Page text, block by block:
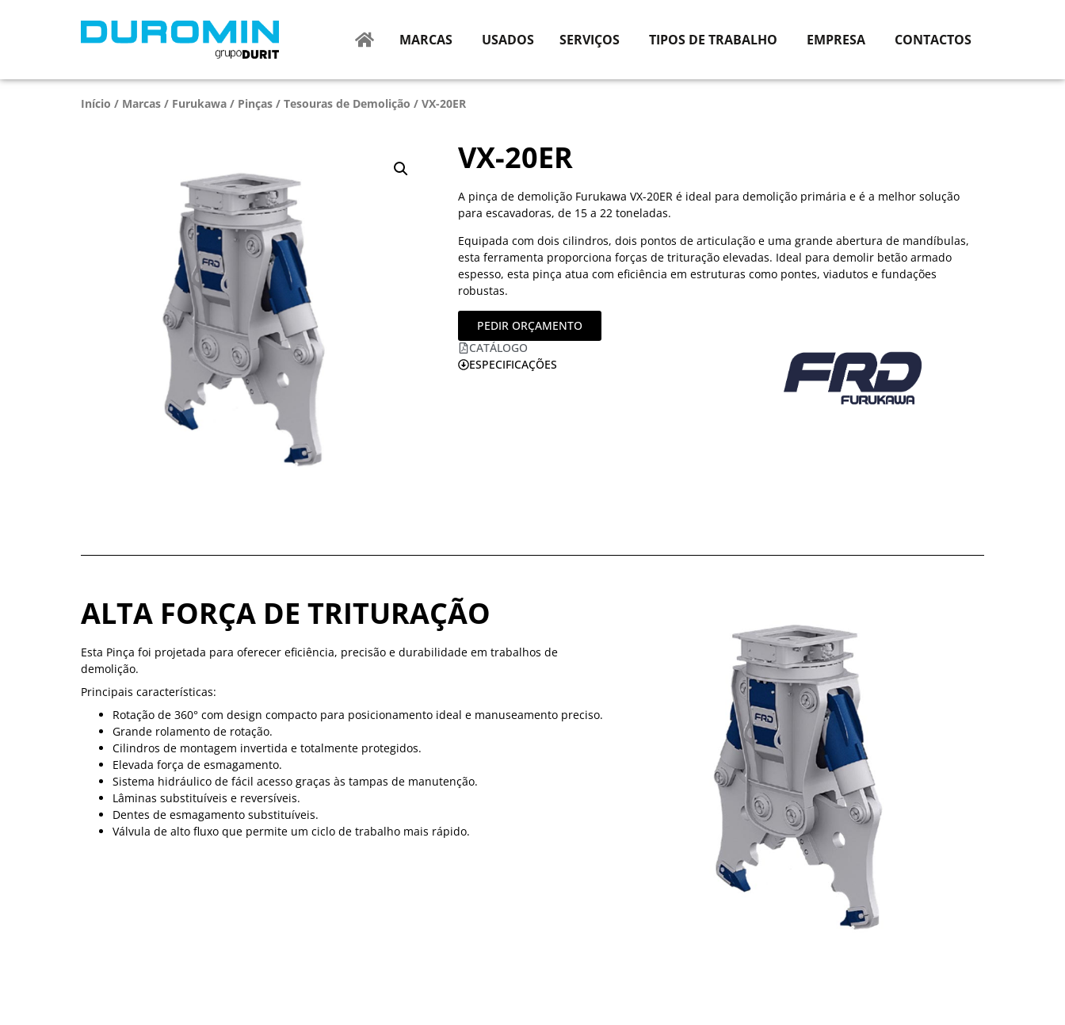
MARCAS USADOS SERVIÇOS TIPOS DE TRABALHO EMPRESA CONTACTOS
Início / Marcas / Furukawa / Pinças / Tesouras de Demolição / VX-20ER
VX-20ER
A pinça de demolição Furukawa VX-20ER é ideal para demolição primária e é a melhor solução
para escavadoras, de 15 a 22 toneladas.
Equipada com dois cilindros, dois pontos de articulação e uma grande abertura de mandíbulas,
esta ferramenta proporciona forças de trituração elevadas. Ideal para demolir betão armado
espesso, esta pinça atua com eficiência em estruturas como pontes, viadutos e fundações
robustas.
PEDIR ORÇAMENTO
CATÁLOGO
ESPECIFICAÇÕES
ALTA FORÇA DE TRITURAÇÃO
Esta Pinça foi projetada para oferecer eficiência, precisão e durabilidade em trabalhos de
demolição.
Principais características:
Rotação de 360° com design compacto para posicionamento ideal e manuseamento preciso.
Grande rolamento de rotação.
Cilindros de montagem invertida e totalmente protegidos.
Elevada força de esmagamento.
Sistema hidráulico de fácil acesso graças às tampas de manutenção.
Lâminas substituíveis e reversíveis.
Dentes de esmagamento substituíveis.
Válvula de alto fluxo que permite um ciclo de trabalho mais rápido.